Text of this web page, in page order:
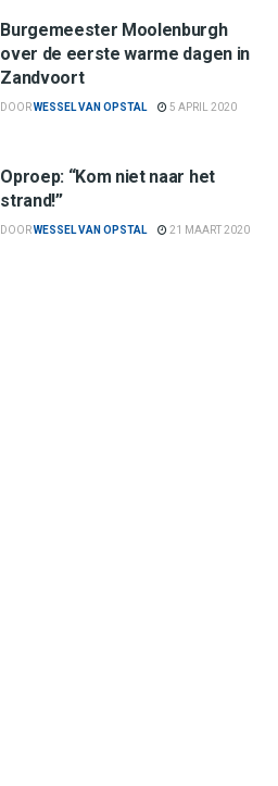
Burgemeester Moolenburgh
over de eerste warme dagen in
Zandvoort
DOORWESSEL VAN OPSTAL 5 APRIL 2020
Oproep: “Kom niet naar het
strand!”
DOORWESSEL VAN OPSTAL 21 MAART 2020